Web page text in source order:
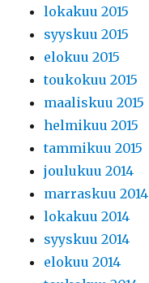
lokakuu 2015
syyskuu 2015
elokuu 2015
toukokuu 2015
maaliskuu 2015
helmikuu 2015
tammikuu 2015
joulukuu 2014
marraskuu 2014
lokakuu 2014
syyskuu 2014
elokuu 2014